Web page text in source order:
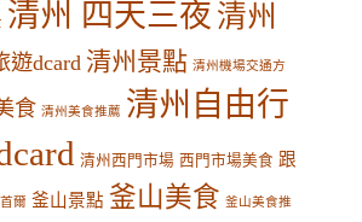
清州 四天三夜 清州
遊dcard 清州景點 清州機場交通方
食 清州美食推薦 清州自由行
清州西門市場 西門市場美食 跟
爾 釜山景點 釜山美食 釜山美食推